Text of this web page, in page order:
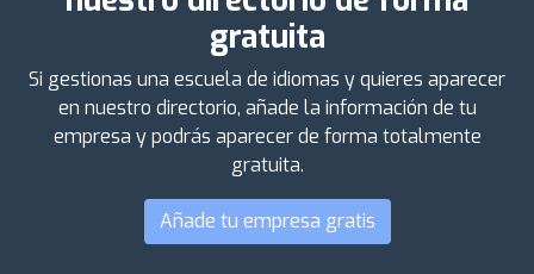
gratuita
Si gestionas una escuela de idiomas y quieres aparecer
en nuestro directorio, añade la información de tu
empresa y podrás aparecer de forma totalmente
gratuita.
Añade tu empresa gratis